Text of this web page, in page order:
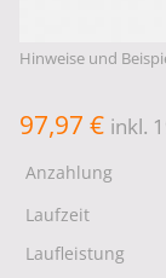
Hinweise und
97,97 € inkl.
Anzahlung
Laufzeit
Laufleistung